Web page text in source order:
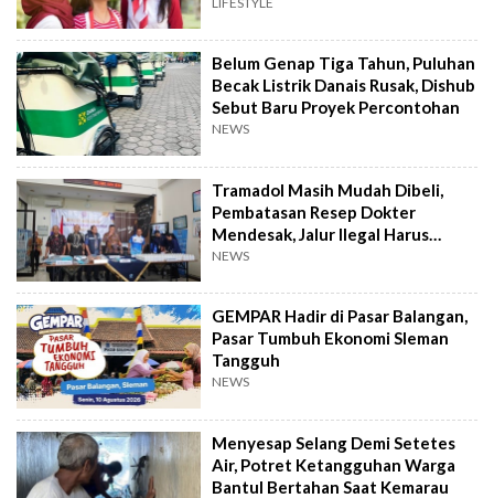
Belum Genap Tiga Tahun, Puluhan
Becak Listrik Danais Rusak, Dishub
Sebut Baru Proyek Percontohan
NEWS
Tramadol Masih Mudah Dibeli,
Pembatasan Resep Dokter
Mendesak, Jalur Ilegal Harus
Distop
NEWS
GEMPAR Hadir di Pasar Balangan,
Pasar Tumbuh Ekonomi Sleman
Tangguh
NEWS
Menyesap Selang Demi Setetes
Air, Potret Ketangguhan Warga
Bantul Bertahan Saat Kemarau